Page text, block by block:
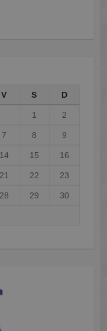
V S D
1 2
7 8 9
14 15 16
21 22 23
28 29 30